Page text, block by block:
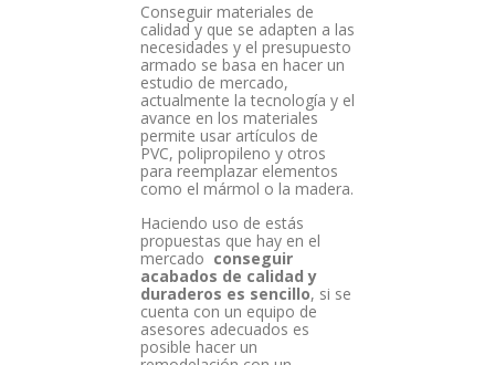
Conseguir materiales de
calidad y que se adapten a las
necesidades y el presupuesto
armado se basa en hacer un
estudio de mercado,
actualmente la tecnología y el
avance en los materiales
permite usar artículos de
PVC, polipropileno y otros
para reemplazar elementos
como el mármol o la madera.
Haciendo uso de estás
propuestas que hay en el
mercado conseguir
acabados de calidad y
duraderos es sencillo, si se
cuenta con un equipo de
asesores adecuados es
posible hacer un